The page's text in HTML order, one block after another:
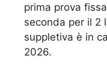
prima prova
seconda per il 2
suppletiva è in
2026.